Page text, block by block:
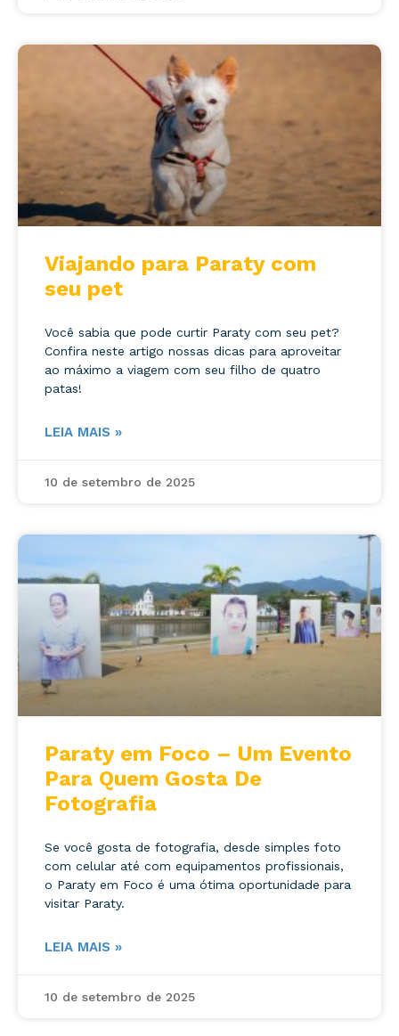
Viajando para Paraty com
seu pet
Você sabia que pode curtir Paraty com seu pet?
Confira neste artigo nossas dicas para aproveitar
ao máximo a viagem com seu filho de quatro
patas!
LEIA MAIS »
10 de setembro de 2025
Paraty em Foco – Um Evento
Para Quem Gosta De
Fotografia
Se você gosta de fotografia, desde simples foto
com celular até com equipamentos profissionais,
o Paraty em Foco é uma ótima oportunidade para
visitar Paraty.
LEIA MAIS »
10 de setembro de 2025